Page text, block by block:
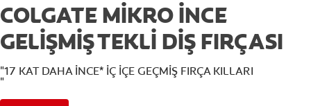
COLGATE MİKRO İNCE
GELİŞMİŞ TEKLİ DİŞ FIRÇASI
"17 KAT DAHA İNCE* İÇ İÇE GEÇMİŞ FIRÇA KILLARI
"